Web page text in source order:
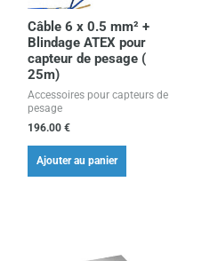
Câble 6 x 0.5 mm² +
Blindage ATEX pour
capteur de pesage (
25m)
Accessoires pour capteurs de
pesage
196.00 €
Ajouter au panier